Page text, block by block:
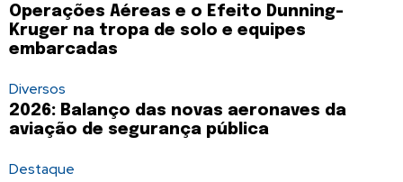
Operações Aéreas e o Efeito Dunning-
Kruger na tropa de solo e equipes
embarcadas
Diversos
2026: Balanço das novas aeronaves da
aviação de segurança pública
Destaque